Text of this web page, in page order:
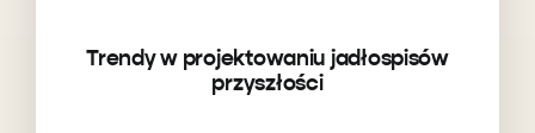
Trendy w projektowaniu jadłospisów
przyszłości